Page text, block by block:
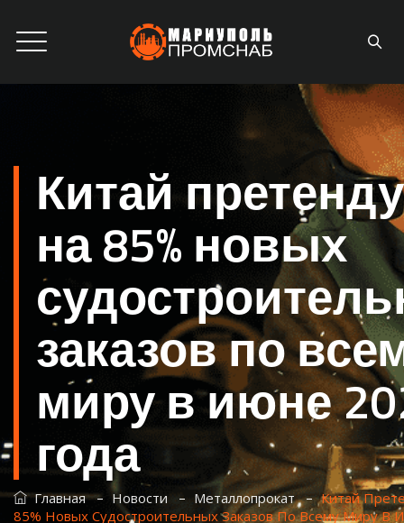
Китай
на 85% новых
заказов по
миру в июне
года
Главная–Новости – Металлопрокат–Китай
85% Новых Судостроительных Заказов По Всему Миру В